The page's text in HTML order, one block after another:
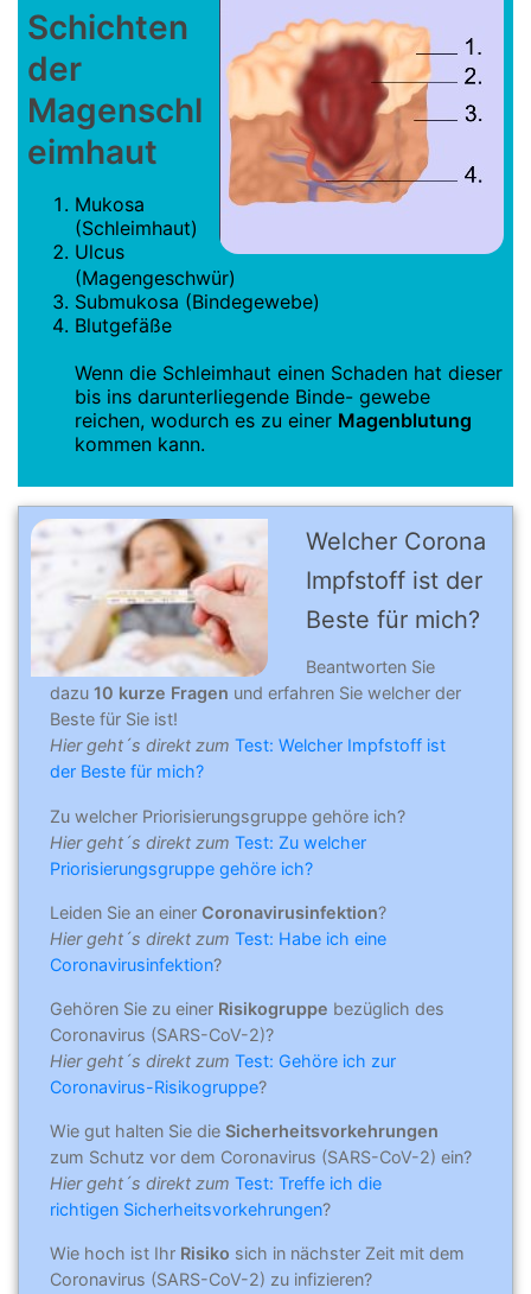
Schichten
der
Magenschl
eimhaut
Mukosa
(Schleimhaut)
Ulcus
(Magengeschwür)
Submukosa (Bindegewebe)
Blutgefäße
Wenn die Schleimhaut einen Schaden hat dieser
bis ins darunterliegende Binde- gewebe
reichen, wodurch es zu einer Magenblutung
kommen kann.
Welcher Corona
Impfstoff ist der
Beste für mich?
Beantworten Sie
dazu 10 kurze Fragen und erfahren Sie welcher der
Beste für Sie ist!
Hier geht´s direkt zum Test: Welcher Impfstoff ist
der Beste für mich?
Zu welcher Priorisierungsgruppe gehöre ich?
Hier geht´s direkt zum Test: Zu welcher
Priorisierungsgruppe gehöre ich?
Leiden Sie an einer Coronavirusinfektion?
Hier geht´s direkt zum Test: Habe ich eine
Coronavirusinfektion?
Gehören Sie zu einer Risikogruppe bezüglich des
Coronavirus (SARS-CoV-2)?
Hier geht´s direkt zum Test: Gehöre ich zur
Coronavirus-Risikogruppe?
Wie gut halten Sie die Sicherheitsvorkehrungen
zum Schutz vor dem Coronavirus (SARS-CoV-2) ein?
Hier geht´s direkt zum Test: Treffe ich die
richtigen Sicherheitsvorkehrungen?
Wie hoch ist Ihr Risiko sich in nächster Zeit mit dem
Coronavirus (SARS-CoV-2) zu infizieren?